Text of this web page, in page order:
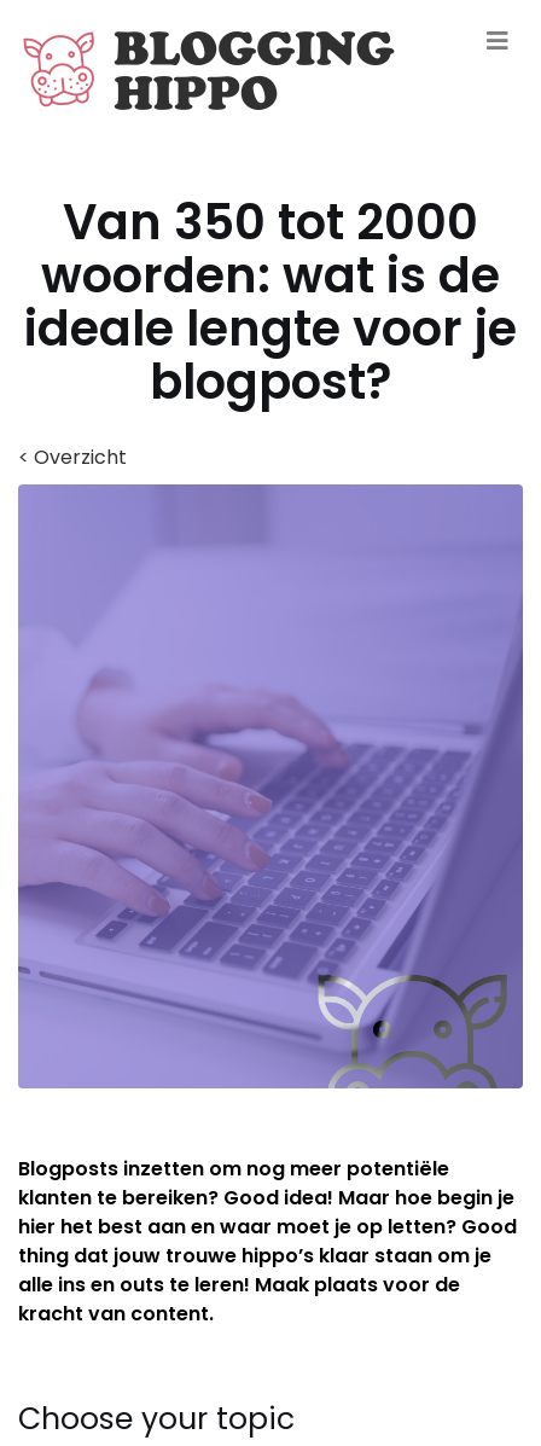
Van 350 tot 2000
woorden: wat is de
ideale lengte voor je
blogpost?
< Overzicht
Blogposts inzetten om nog meer potentiële
klanten te bereiken? Good idea! Maar hoe begin je
hier het best aan en waar moet je op letten? Good
thing dat jouw trouwe hippo’s klaar staan om je
alle ins en outs te leren! Maak plaats voor de
kracht van content.
Choose your topic